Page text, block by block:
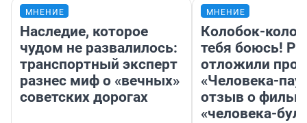
МНЕНИЕ
Наследие, которое
чудом не развалилось:
транспортный эксперт
разнес миф о «вечных»
советских дорогах
МНЕНИЕ
Колобок-
тебя боюсь!
отложили
«Человека-
отзыв о
«человека-